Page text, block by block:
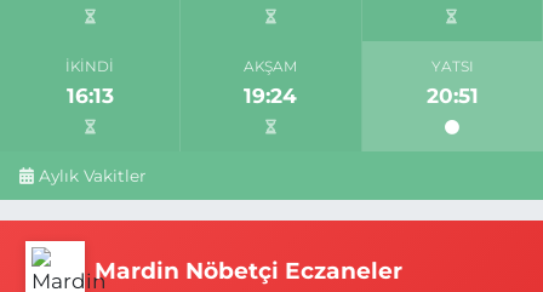
İKINDI
16:13
AKŞAM
19:24
YATSI
20:51
Aylık Vakitler
Mardin Nöbetçi Eczaneler